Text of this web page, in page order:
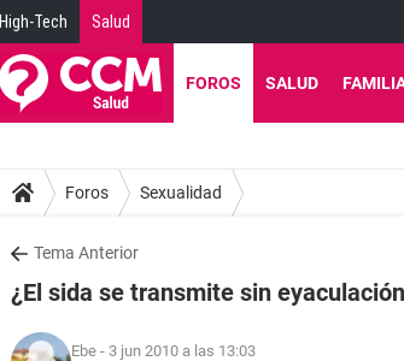
High-Tech Salud
FOROS SALUD
Foros Sexualidad
Tema Anterior
¿El sida se transmite sin
Ebe - 3 jun 2010 a las 13:03